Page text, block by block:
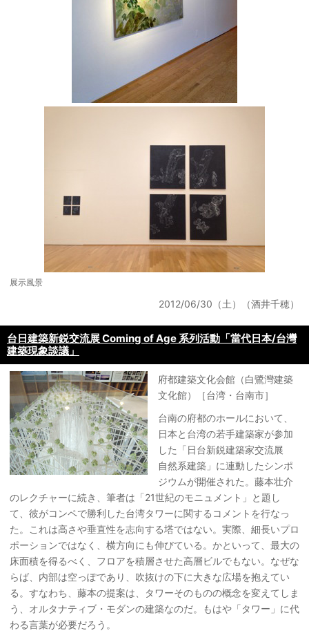
展示風景
2012/06/30（土）（酒井千穂）
台日建築新鋭交流展 Coming of Age 系列活動「當代日本/台灣
建築現象談議」
府都建築文化会館（白鷺灣建築
文化館）［台湾・台南市］
台南の府都のホールにおいて、
日本と台湾の若手建築家が参加
した「日台新鋭建築家交流展
自然系建築」に連動したシンポ
ジウムが開催された。藤本壮介
のレクチャーに続き、筆者は「21世紀のモニュメント」と題し
て、彼がコンペで勝利した台湾タワーに関するコメントを行なっ
た。これは高さや垂直性を志向する塔ではない。実際、細長いプロ
ポーションではなく、横方向にも伸びている。かといって、最大の
床面積を得るべく、フロアを積層させた高層ビルでもない。なぜな
らば、内部は空っぽであり、吹抜けの下に大きな広場を抱えてい
る。すなわち、藤本の提案は、タワーそのものの概念を変えてしま
う、オルタナティブ・モダンの建築なのだ。もはや「タワー」に代
わる言葉が必要だろう。